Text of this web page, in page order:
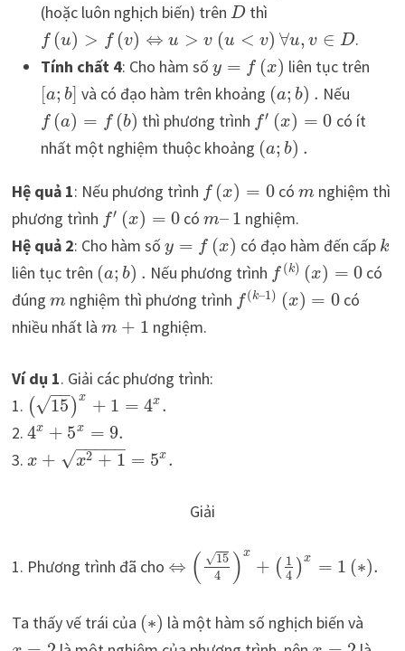
(hoặc luôn nghịch biến) trên Dthì
f (u) > f (v) ⇔ u > v (u < v) ∀u, v ∈ D.
Tính chất 4: Cho hàm số y = f (x) liên tục trên
[a; b] và có đạo hàm trên khoảng (a; b) . Nếu
f (a) = f (b) thì phương trình f′ (x) = 0 có ít
nhất một nghiệm thuộc khoảng (a; b) .
Hệ quả 1: Nếu phương trình f (x) = 0 cóm nghiệm thì
phương trình f′ (x) = 0 cóm– 1 nghiệm.
Hệ quả 2: Cho hàm số y = f (x) có đạo hàm đến cấp k
liên tục trên (a; b) . Nếu phương trình f (k) (x) = 0 có
đúng m nghiệm thì phương trình f(k–1) (x) = 0có
nhiều nhất là m + 1 nghiệm.
Ví dụ 1. Giải các phương trình:
1. ( 15
−−
√ ) x + 1 = 4x .
2. 4x + 5x = 9.
3. x + x2 + 1
− −
−−−
√ = 5x .
Giải
1. Phương trình đã cho ⇔ ( 15
√
4
) x
+ ( 1
4 ) x = 1 (∗).
Ta thấy vế trái của (∗) là một hàm số nghịch biến và